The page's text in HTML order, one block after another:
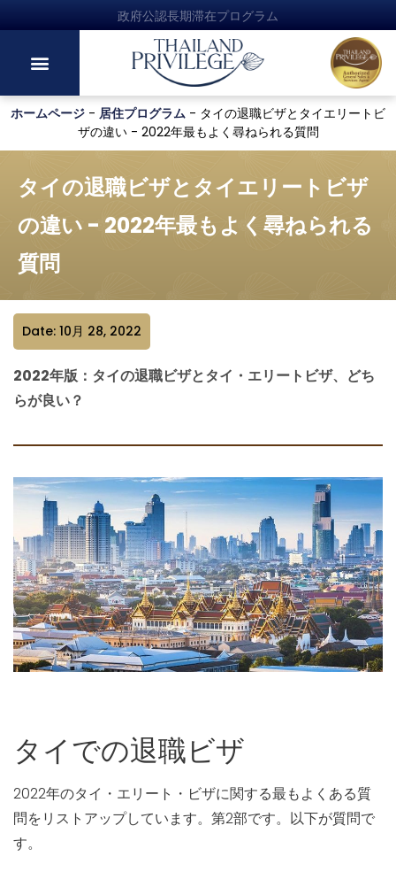
政府公認長期滞在プログラム
ホームページ - 居住プログラム - タイの退職ビザとタイエリートビ
ザの違い - 2022年最もよく尋ねられる質問
タイの退職ビザとタイエリートビザ
の違い - 2022年最もよく尋ねられる
質問
Date: 10月 28, 2022
2022年版：タイの退職ビザとタイ・エリートビザ、どち
らが良い？
タイでの退職ビザ
2022年のタイ・エリート・ビザに関する最もよくある質
問をリストアップしています。第2部です。以下が質問で
す。